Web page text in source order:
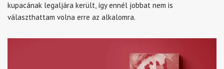
kupacának legaljára került, így ennél jobbat nem is
választhattam volna erre az alkalomra.